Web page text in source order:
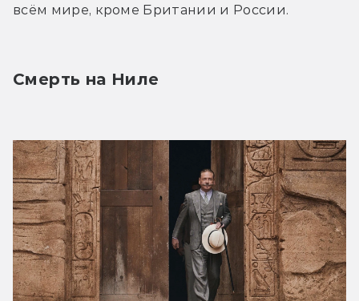
всём мире, кроме Британии и России.
Смерть на Ниле